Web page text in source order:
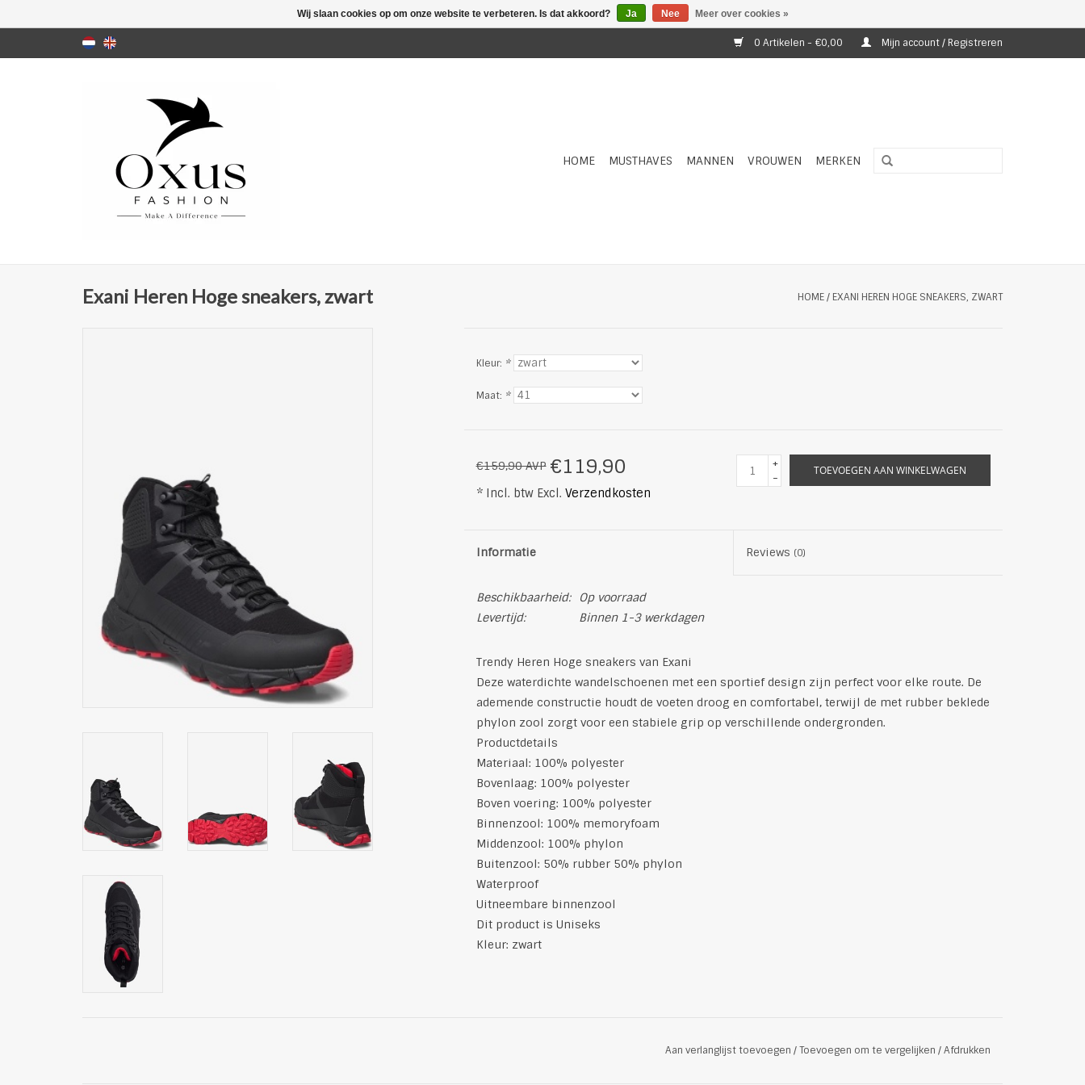
0 Artikelen - €0,00 Mijn account / Registreren
HOME MUSTHAVES MANNEN VROUWEN MERKEN
Exani Heren Hoge sneakers, zwart HOME/ EXANI HEREN HOGE SNEAKERS, ZWART
Kleur: *
Maat: *
€159,90 AVP €119,90
* Incl. btw Excl. Verzendkosten
+
-
TOEVOEGEN AAN WINKELWAGEN
Informatie Reviews (0)
Beschikbaarheid:
Op voorraad
Levertijd:
Binnen 1-3 werkdagen
Trendy Heren Hoge sneakers van Exani
Deze waterdichte wandelschoenen met een sportief design zijn perfect voor elke route. De
ademende constructie houdt de voeten droog en comfortabel, terwijl de met rubber beklede
phylon zool zorgt voor een stabiele grip op verschillende ondergronden.
Productdetails
Materiaal: 100% polyester
Bovenlaag: 100% polyester
Boven voering: 100% polyester
Binnenzool: 100% memoryfoam
Middenzool: 100% phylon
Buitenzool: 50% rubber 50% phylon
Waterproof
Uitneembare binnenzool
Dit product is Uniseks
Kleur: zwart
Aan verlanglijst toevoegen /Toevoegen om te vergelijken /Afdrukken
Wij slaan cookies op om onze website te verbeteren. Is dat akkoord? Ja Nee Meer over cookies »